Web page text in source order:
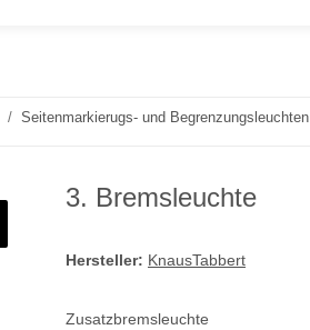
Seitenmarkierugs- und Begrenzungsleuchten
3. Bremsleuchte
Hersteller: KnausTabbert
Zusatzbremsleuchte